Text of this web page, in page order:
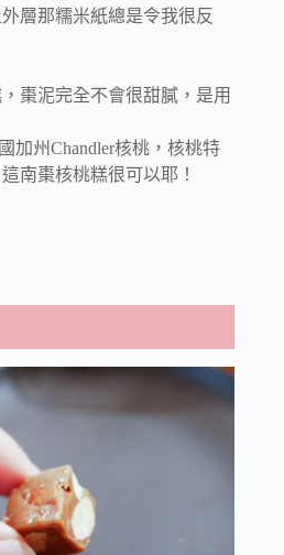
層那糯米紙總是令我很反
棗泥完全不會很甜膩，是用
加州Chandler核桃，核桃特
南棗核桃糕很可以耶！